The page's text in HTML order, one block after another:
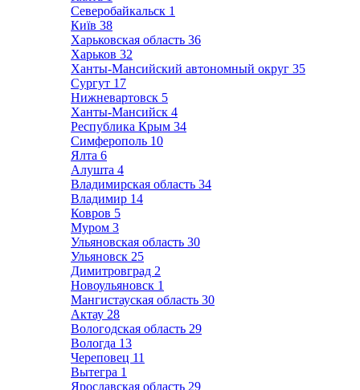
Северобайкальск 1
Київ 38
Харьковская область 36
Харьков 32
Ханты-Мансийский автономный округ 35
Сургут 17
Нижневартовск 5
Ханты-Мансийск 4
Республика Крым 34
Симферополь 10
Ялта 6
Алушта 4
Владимирская область 34
Владимир 14
Ковров 5
Муром 3
Ульяновская область 30
Ульяновск 25
Димитровград 2
Новоульяновск 1
Мангистауская область 30
Актау 28
Вологодская область 29
Вологда 13
Череповец 11
Вытегра 1
Ярославская область 29